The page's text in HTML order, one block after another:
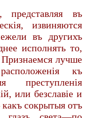
въ
извиняются
въ другихъ
исполнять то,
лучше
къ
преступленiя
или безславiе и
сокрытыя отъ